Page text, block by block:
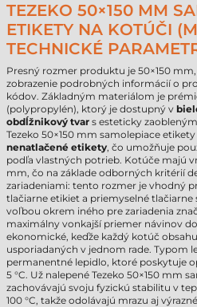
TEZEKO 50×150 MM
ETIKETY NA KOTÚČI
TECHNICKÉ
Presný rozmer produktu je 50×150
zobrazenie podrobných informácií o
kódov. Základným materiálom je
(polypropylén), ktorý je dostupný v
obdĺžnikový tvar s esteticky
Tezeko 50×150 mm samolepiace
nenatlačené etikety, čo umožňuje
podľa vlastných potrieb. Kotúče majú
mm, čo na základe odborných kritérií
zariadeniami: tento rozmer je vhodný
tlačiarne etikiet a priemyselné tlačiarne
voľbou okrem iného pre zariadenia
maximálny vonkajší priemer návinov
ekonomické, keďže každý kotúč
usporiadaných v jednom rade. Typom
permanentné lepidlo, ktoré poskytuje
5 °C. Už nalepené Tezeko 50×150 mm
zachovávajú svoju fyzickú stabilitu v
100 °C, takže odolávajú mrazu aj